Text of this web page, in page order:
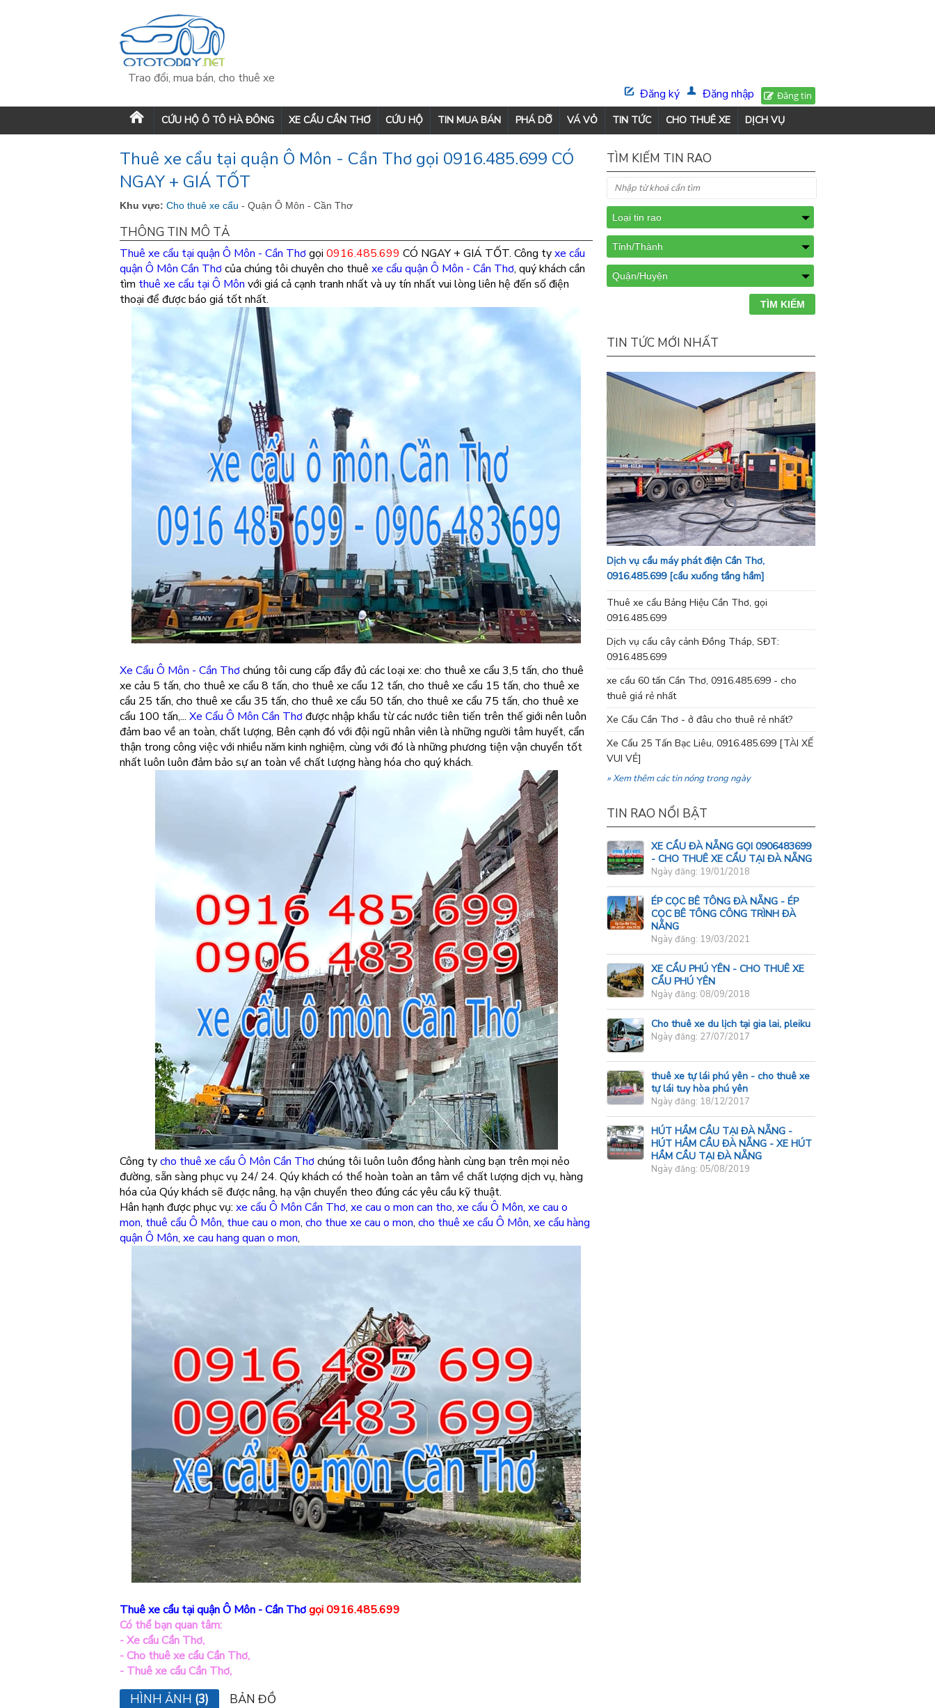
Trao đổi, mua bán, cho thuê xe
Đăng tin
Đăng nhập
Đăng ký
CỨU HỘ Ô TÔ HÀ ĐÔNG XE CẨU CẦN THƠ CỨU HỘ TIN MUA BÁN PHÁ DỠ VÁ VỎ TIN TỨC CHO THUÊ XE DỊCH VỤ
Thuê xe cẩu tại quận Ô Môn - Cần Thơ gọi 0916.485.699 CÓ
NGAY + GIÁ TỐT
Khu vực: Cho thuê xe cẩu - Quận Ô Môn - Cần Thơ
THÔNG TIN MÔ TẢ
Thuê xe cẩu tại quận Ô Môn - Cần Thơgọi 0916.485.699 CÓ NGAY + GIÁ TỐT. Công tyxe cẩu
quận Ô Môn Cần Thơcủa chúng tôi chuyên cho thuê xe cẩu quận Ô Môn - Cần Thơ, quý khách cần
tìm thuê xe cẩu tại Ô Môn với giá cả cạnh tranh nhất và uy tín nhất vui lòng liên hệ đến số điện
thoại để được báo giá tốt nhất.
Xe Cẩu Ô Môn - Cần Thơchúng tôi cung cấp đầy đủ các loại xe: cho thuê xe cẩu 3,5 tấn, cho thuê
xe cảu 5 tấn, cho thuê xe cẩu 8 tấn, cho thuê xe cẩu 12 tấn, cho thuê xe cẩu 15 tấn, cho thuê xe
cẩu 25 tấn, cho thuê xe cẩu 35 tấn, cho thuê xe cẩu 50 tấn, cho thuê xe cẩu 75 tấn, cho thuê xe
cẩu 100 tấn,... Xe Cẩu Ô Môn Cần Thơđược nhập khẩu từ các nước tiên tiến trên thế giới nên luôn
đảm bao về an toàn, chất lượng, Bên cạnh đó với đội ngũ nhân viên là những người tâm huyết, cẩn
thận trong công việc với nhiều năm kinh nghiệm, cùng với đó là những phương tiện vận chuyển tốt
nhất luôn luôn đảm bảo sự an toàn về chất lượng hàng hóa cho quý khách.
Công tycho thuê xe cẩu Ô Môn Cần Thơchúng tôi luôn luôn đồng hành cùng bạn trên mọi nẻo
đường, sẵn sàng phục vụ 24/ 24. Qúy khách có thể hoàn toàn an tâm về chất lượng dịch vụ, hàng
hóa của Qúy khách sẽ được nâng, hạ vận chuyển theo đúng các yêu cầu kỹ thuật.
Hân hạnh được phục vụ: xe cẩu Ô Môn Cần Thơ, xe cau o mon can tho, xe cẩu Ô Môn, xe cau o
mon, thuê cẩu Ô Môn, thue cau o mon, cho thue xe cau o mon, cho thuê xe cẩu Ô Môn, xe cẩu hàng
quận Ô Môn, xe cau hang quan o mon,
Thuê xe cẩu tại quận Ô Môn - Cần Thơgọi 0916.485.699
Có thể bạn quan tâm:
-Xe cẩu Cần Thơ,
-Cho thuê xe cẩu Cần Thơ,
- Thuê xe cẩu Cần Thơ,
HÌNH ẢNH (3) BẢN ĐỒ
TÌM KIẾM TIN RAO
TIN TỨC MỚI NHẤT
Dịch vụ cẩu máy phát điện Cần Thơ,
0916.485.699 [cẩu xuống tầng hầm]
Thuê xe cẩu Bảng Hiệu Cần Thơ, gọi
0916.485.699
Dịch vụ cẩu cây cảnh Đồng Tháp, SĐT:
0916.485.699
xe cẩu 60 tấn Cần Thơ, 0916.485.699 - cho
thuê giá rẻ nhất
Xe Cẩu Cần Thơ - ở đâu cho thuê rẻ nhất?
Xe Cẩu 25 Tấn Bạc Liêu, 0916.485.699 [TÀI XẾ
VUI VẺ]
» Xem thêm các tin nóng trong ngày
TIN RAO NỔI BẬT
XE CẨU ĐÀ NẴNG GỌI 0906483699
- CHO THUÊ XE CẨU TẠI ĐÀ NẴNG
Ngày đăng: 19/01/2018
ÉP CỌC BÊ TÔNG ĐÀ NẴNG - ÉP
CỌC BÊ TÔNG CÔNG TRÌNH ĐÀ
NẴNG
Ngày đăng: 19/03/2021
XE CẨU PHÚ YÊN - CHO THUÊ XE
CẨU PHÚ YÊN
Ngày đăng: 08/09/2018
Cho thuê xe du lịch tại gia lai, pleiku
Ngày đăng: 27/07/2017
thuê xe tự lái phú yên - cho thuê xe
tự lái tuy hòa phú yên
Ngày đăng: 18/12/2017
HÚT HẦM CẦU TẠI ĐÀ NẴNG -
HÚT HẦM CẦU ĐÀ NẴNG - XE HÚT
HẦM CẦU TẠI ĐÀ NẴNG
Ngày đăng: 05/08/2019